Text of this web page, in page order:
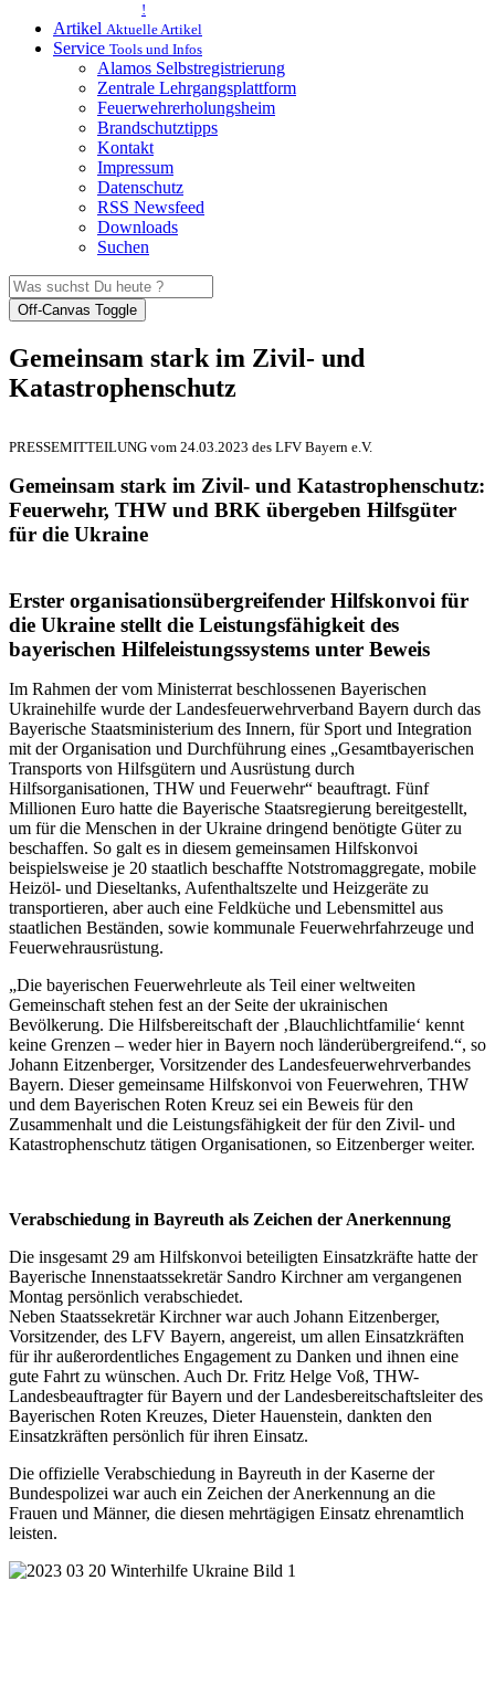
!
Artikel Aktuelle Artikel
Service Tools und Infos
Alamos Selbstregistrierung
Zentrale Lehrgangsplattform
Feuerwehrerholungsheim
Brandschutztipps
Kontakt
Impressum
Datenschutz
RSS Newsfeed
Downloads
Suchen
Off-Canvas Toggle
Gemeinsam stark im Zivil- und
Katastrophenschutz
PRESSEMITTEILUNG vom 24.03.2023 des LFV Bayern e.V.
Gemeinsam stark im Zivil- und Katastrophenschutz:
Feuerwehr, THW und BRK übergeben Hilfsgüter
für die Ukraine
Erster organisationsübergreifender Hilfskonvoi für
die Ukraine stellt die Leistungsfähigkeit des
bayerischen Hilfeleistungssystems unter Beweis
Im Rahmen der vom Ministerrat beschlossenen Bayerischen
Ukrainehilfe wurde der Landesfeuerwehrverband Bayern durch das
Bayerische Staatsministerium des Innern, für Sport und Integration
mit der Organisation und Durchführung eines „Gesamtbayerischen
Transports von Hilfsgütern und Ausrüstung durch
Hilfsorganisationen, THW und Feuerwehr“ beauftragt. Fünf
Millionen Euro hatte die Bayerische Staatsregierung bereitgestellt,
um für die Menschen in der Ukraine dringend benötigte Güter zu
beschaffen. So galt es in diesem gemeinsamen Hilfskonvoi
beispielsweise je 20 staatlich beschaffte Notstromaggregate, mobile
Heizöl- und Dieseltanks, Aufenthaltszelte und Heizgeräte zu
transportieren, aber auch eine Feldküche und Lebensmittel aus
staatlichen Beständen, sowie kommunale Feuerwehrfahrzeuge und
Feuerwehrausrüstung.
„Die bayerischen Feuerwehrleute als Teil einer weltweiten
Gemeinschaft stehen fest an der Seite der ukrainischen
Bevölkerung. Die Hilfsbereitschaft der ‚Blauchlichtfamilie‘ kennt
keine Grenzen – weder hier in Bayern noch länderübergreifend.“, so
Johann Eitzenberger, Vorsitzender des Landesfeuerwehrverbandes
Bayern. Dieser gemeinsame Hilfskonvoi von Feuerwehren, THW
und dem Bayerischen Roten Kreuz sei ein Beweis für den
Zusammenhalt und die Leistungsfähigkeit der für den Zivil- und
Katastrophenschutz tätigen Organisationen, so Eitzenberger weiter.
Verabschiedung in Bayreuth als Zeichen der Anerkennung
Die insgesamt 29 am Hilfskonvoi beteiligten Einsatzkräfte hatte der
Bayerische Innenstaatssekretär Sandro Kirchner am vergangenen
Montag persönlich verabschiedet.
Neben Staatssekretär Kirchner war auch Johann Eitzenberger,
Vorsitzender, des LFV Bayern, angereist, um allen Einsatzkräften
für ihr außerordentliches Engagement zu Danken und ihnen eine
gute Fahrt zu wünschen. Auch Dr. Fritz Helge Voß, THW-
Landesbeauftragter für Bayern und der Landesbereitschaftsleiter des
Bayerischen Roten Kreuzes, Dieter Hauenstein, dankten den
Einsatzkräften persönlich für ihren Einsatz.
Die offizielle Verabschiedung in Bayreuth in der Kaserne der
Bundespolizei war auch ein Zeichen der Anerkennung an die
Frauen und Männer, die diesen mehrtägigen Einsatz ehrenamtlich
leisten.